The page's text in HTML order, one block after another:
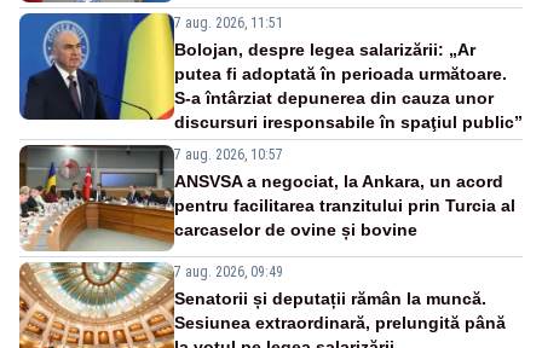
7 aug. 2026, 11:51
Bolojan, despre legea salarizării: „Ar
putea fi adoptată în perioada următoare.
S-a întârziat depunerea din cauza unor
discursuri iresponsabile în spaţiul public”
7 aug. 2026, 10:57
ANSVSA a negociat, la Ankara, un acord
pentru facilitarea tranzitului prin Turcia al
carcaselor de ovine și bovine
7 aug. 2026, 09:49
Senatorii și deputații rămân la muncă.
Sesiunea extraordinară, prelungită până